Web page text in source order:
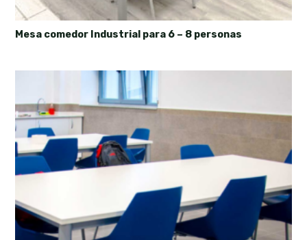
Mesa comedor Industrial para 6 – 8 personas